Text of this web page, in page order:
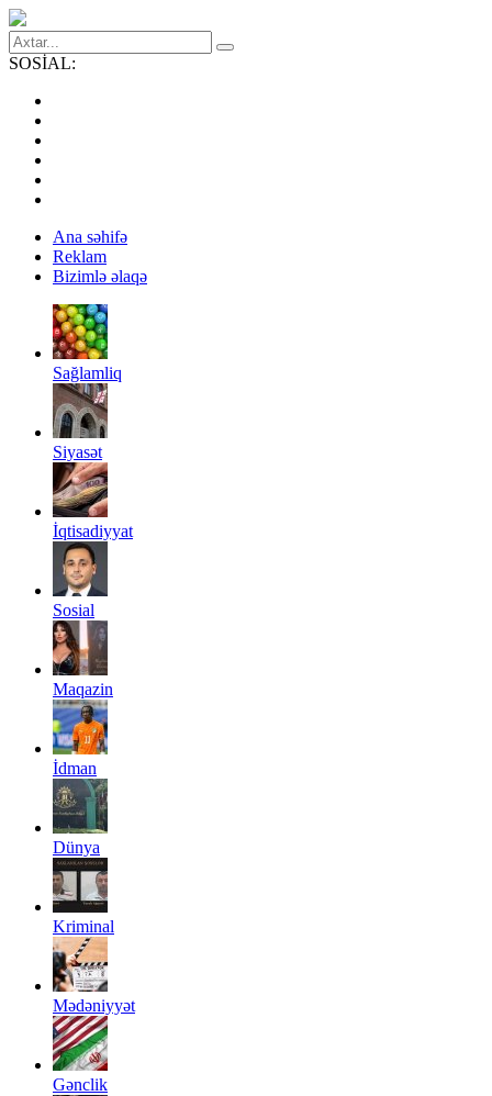
SOSİAL:
Ana səhifə
Reklam
Bizimlə əlaqə
Sağlamliq
Siyasət
İqtisadiyyat
Sosial
Maqazin
İdman
Dünya
Kriminal
Mədəniyyət
Gənclik